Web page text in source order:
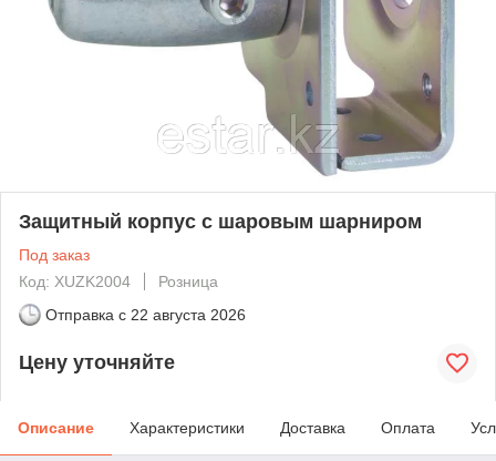
Защитный корпус с шаровым шарниром
Под заказ
Код: XUZK2004
Розница
Отправка с 22 августа 2026
Цену уточняйте
Описание Характеристики Доставка Оплата